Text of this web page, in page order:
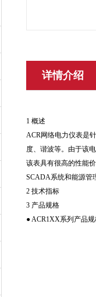
详情介绍
1 概述
ACR网络电力仪表是
度、谐波等。由于该
该表具有很高的性能
SCADA系统和能源管
2 技术指标
3 产品规格
● ACR1XX系列产品